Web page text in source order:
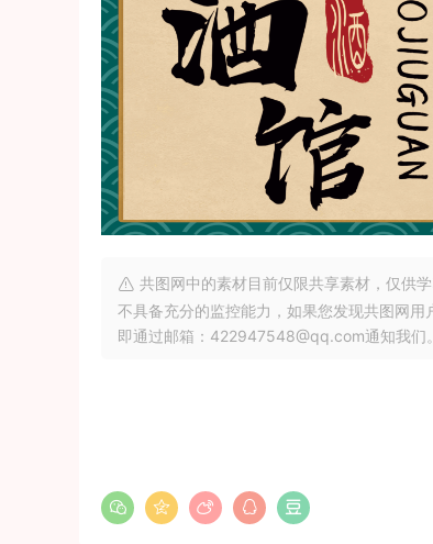
共图网中的素材目前仅限共享素材，仅供
不具备充分的监控能力，如果您发现共图网
即通过邮箱：422947548@qq.com通知我们